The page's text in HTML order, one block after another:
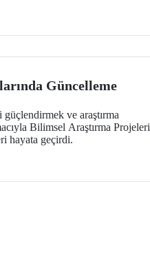
diliyoruz. Milletimizin
Güncelleme
ve araştırma
Bilimsel Araştırma Projeleri
hayata geçirdi.